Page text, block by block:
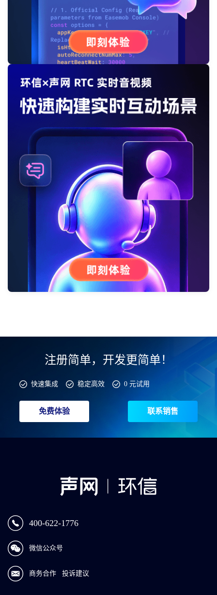
注册简单，开发更简单！
快速集成 稳定高效 0 元试用
免费体验 联系销售
400-622-1776
微信公众号
商务合作 投诉建议